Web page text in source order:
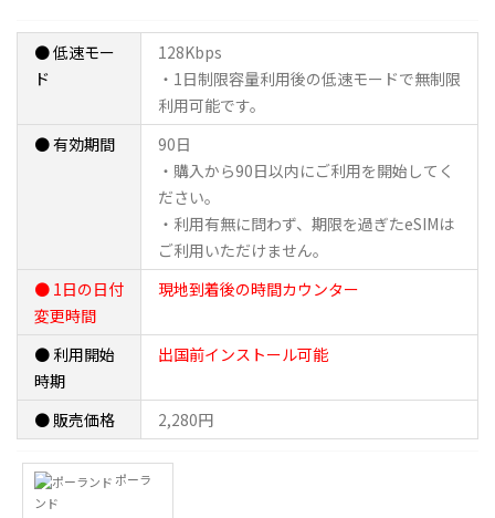
● 低速モー
ド
128Kbps
・1日制限容量利用後の低速モードで無制限
利用可能です。
● 有効期間
90日
・購入から90日以内にご利用を開始してく
ださい。
・利用有無に問わず、期限を過ぎたeSIMは
ご利用いただけません。
● 1日の日付
変更時間
現地到着後の時間カウンター
● 利用開始
時期
出国前インストール可能
● 販売価格 2,280円
ポーラ
ンド